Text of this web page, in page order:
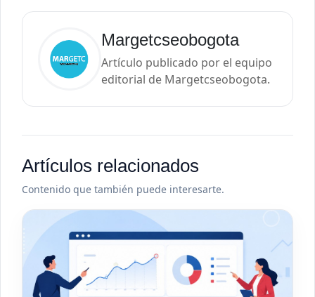
Margetcseobogota
Artículo publicado por el equipo
editorial de Margetcseobogota.
Artículos relacionados
Contenido que también puede interesarte.